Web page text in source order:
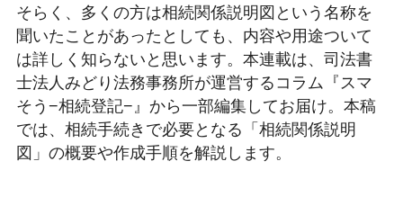
そらく、多くの方は相続関係説明図という名称を
聞いたことがあったとしても、内容や用途ついて
は詳しく知らないと思います。本連載は、司法書
士法人みどり法務事務所が運営するコラム『スマ
そう−相続登記−』から一部編集してお届け。本稿
では、相続手続きで必要となる「相続関係説明
図」の概要や作成手順を解説します。